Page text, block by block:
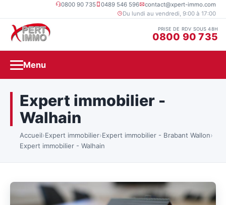
0800 90 735 0489 546 596
contact@xpert-immo.com
Du lundi au vendredi, 9:00 à 17:00
PRISE DE RDV SOUS 48H
0800 90 735
Menu
Expert immobilier -
Walhain
Accueil›Expert immobilier›Expert immobilier - Brabant Wallon›
Expert immobilier - Walhain